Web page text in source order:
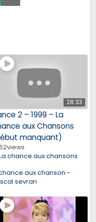
28:33
2 – 1999 – La
aux Chansons
manquant)
views
chance aux chansons
aux chanson -
sevran